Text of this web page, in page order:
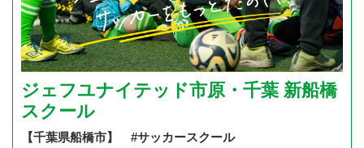
ジェフユナイテッド市原・千葉 新船橋
スクール
【千葉県船橋市】 #サッカースクール